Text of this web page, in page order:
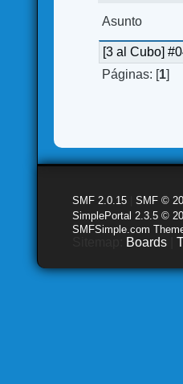
Asunto
[3 al Cubo]
Páginas: [1]
SMF 2.0.15 |SMF ©
SimplePortal 2.3.5 ©
SMFSimple.com
Boards |